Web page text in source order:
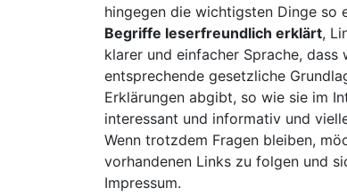
hingegen die wichtigsten Dinge so
Begriffe leserfreundlich erklärt,
klarer und einfacher Sprache,
entsprechende gesetzliche
Erklärungen abgibt, so wie sie im
interessant und informativ und
Wenn trotzdem Fragen bleiben,
vorhandenen Links zu folgen und
Impressum.